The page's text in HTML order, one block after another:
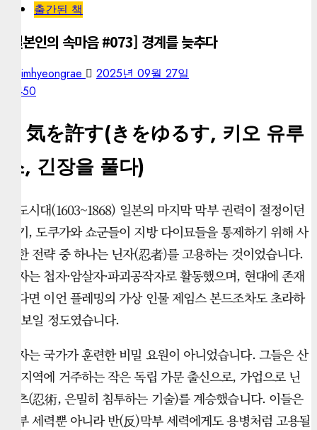
출간된 책
[일본인의 속마음 #073] 경계를 늦추다
kimhyeongrae
2025년 09월 27일
450
– 気を許す(きをゆるす, 키오 유루
스, 긴장을 풀다)
에도시대(1603~1868) 일본의 마지막 막부 권력이 절정이던
시기, 도쿠가와 쇼군들이 지방 다이묘들을 통제하기 위해 사
용한 전략 중 하나는 닌자(忍者)를 고용하는 것이었습니다.
닌자는 첩자·암살자·파괴공작자로 활동했으며, 현대에 존재
한다면 이언 플레밍의 가상 인물 제임스 본드조차도 초라하
게 보일 정도였습니다.
닌자는 국가가 훈련한 비밀 요원이 아니었습니다. 그들은 산
악 지역에 거주하는 작은 독립 가문 출신으로, 가업으로 닌
주츠(忍術, 은밀히 침투하는 기술)를 계승했습니다. 이들은
막부 세력뿐 아니라 반(反)막부 세력에게도 용병처럼 고용될